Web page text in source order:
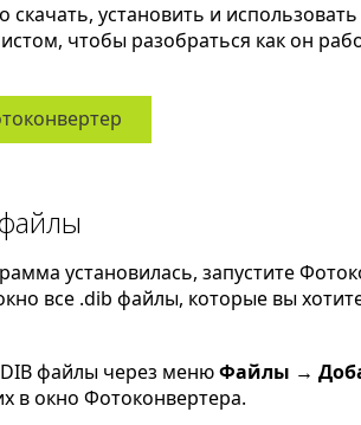
скачать, установить и использовать
чтобы разобраться как он
установилась, запустите
все .dib файлы, которые вы
файлы через менюФайлы →
в окно Фотоконвертера.